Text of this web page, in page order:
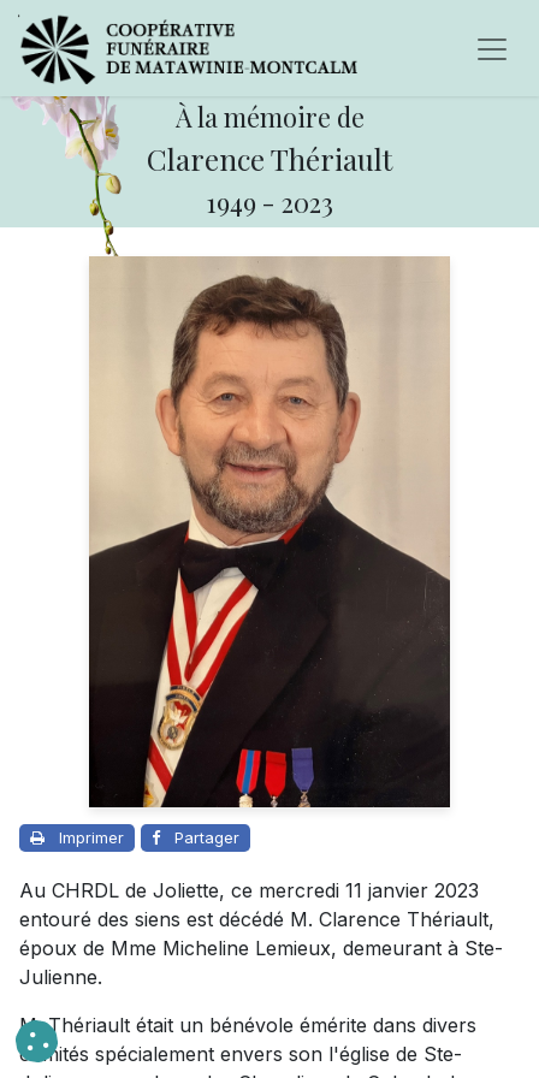
À la mémoire de
Clarence Thériault
1949 - 2023
Imprimer Partager
Au CHRDL de Joliette, ce mercredi 11 janvier 2023
entouré des siens est décédé M. Clarence Thériault,
époux de Mme Micheline Lemieux, demeurant à Ste-
Julienne.
M. Thériault était un bénévole émérite dans divers
comités spécialement envers son l'église de Ste-